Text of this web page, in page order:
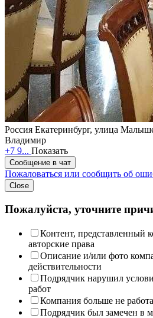
Россия Екатеринбург, улица
Владимир
+7 9... Показать
Сообщение в чат
Пожаловаться или сообщить об
Close
Пожалуйста, уточните
Контент, представленный
авторские права
Описание и/или фото
действительности
Подрядчик нарушил
работ
Компания больше не
Подрядчик был замечен в